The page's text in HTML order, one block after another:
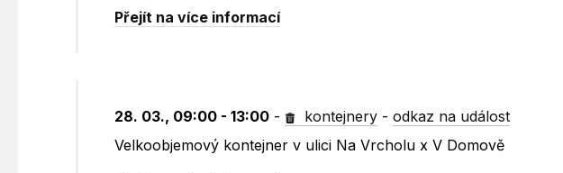
Přejít na více informací
28. 03., 09:00 - 13:00 - kontejnery -odkaz na událost
Velkoobjemový kontejner v ulici Na Vrcholu x V Domově